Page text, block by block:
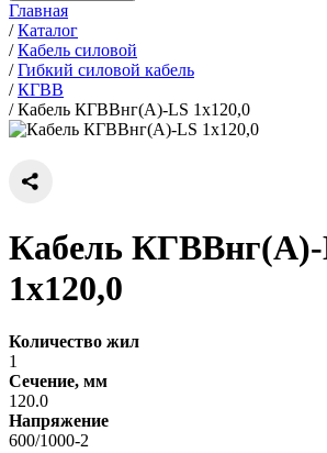
Главная
/Каталог
/Кабель силовой
/Гибкий силовой кабель
/КГВВ
/Кабель КГВВнг(А)-LS 1х120,0
Кабель
1х120,0
Количество жил
1
Сечение, мм
120.0
Напряжение
600/1000-2